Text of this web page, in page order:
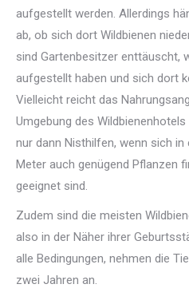
aufgestellt werden. Allerdings
ab, ob sich dort Wildbienen
sind Gartenbesitzer enttäuscht,
aufgestellt haben und sich dort
Vielleicht reicht das
Umgebung des
nur dann Nisthilfen, wenn sich in
Meter auch genügend Pflanzen
geeignet sind.
Zudem sind die meisten
also in der Näher ihrer
alle Bedingungen, nehmen die
zwei Jahren an.